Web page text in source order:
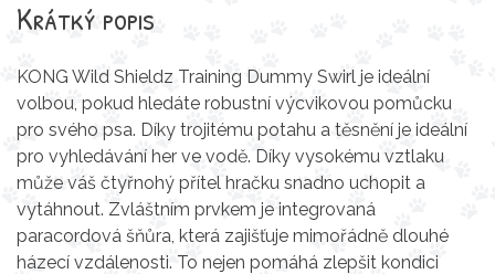
Krátký popis
KONG Wild Shieldz Training Dummy Swirl je ideální
volbou, pokud hledáte robustní výcvikovou pomůcku
pro svého psa. Díky trojitému potahu a těsnění je ideální
pro vyhledávání her ve vodě. Díky vysokému vztlaku
může váš čtyřnohý přítel hračku snadno uchopit a
vytáhnout. Zvláštním prvkem je integrovaná
paracordová šňůra, která zajišťuje mimořádně dlouhé
házecí vzdálenosti. To nejen pomáhá zlepšit kondici